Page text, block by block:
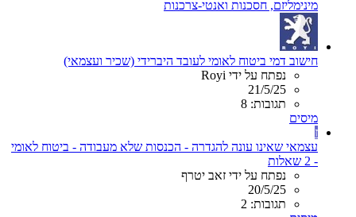
מינימליזם, חסכנות ואנטי-צרכנות
חישוב דמי ביטוח לאומי לעובד היברידי (שכיר ועצמאי)
נפתח על ידי Royi
21/5/25
תגובות: 8
מיסים
ז
עצמאי שאינו עונה להגדרה - הכנסות שלא מעבודה - ביטוח לאומי
- 2 שאלות
נפתח על ידי זאב יטרף
20/5/25
תגובות: 2